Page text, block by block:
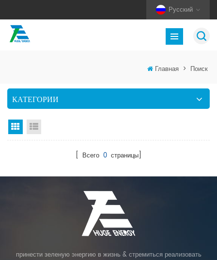
Русский
Главная > Поиск
КАТЕГОРИИ
Вид сетки
[ Всего 0 страницы]
принести зеленую энергию в жизнь & стремиться реализовать